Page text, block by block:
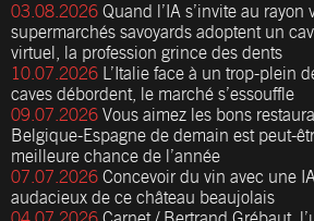
03.08.2026 Quand l’IA s’invite au rayon
supermarchés savoyards adoptent un
virtuel, la profession grince des dents
10.07.2026 L’Italie face à un trop-plein
caves débordent, le marché s’essouffle
09.07.2026 Vous aimez les bons
Belgique-Espagne de demain est peut-
meilleure chance de l’année
07.07.2026 Concevoir du vin avec une
audacieux de ce château beaujolais